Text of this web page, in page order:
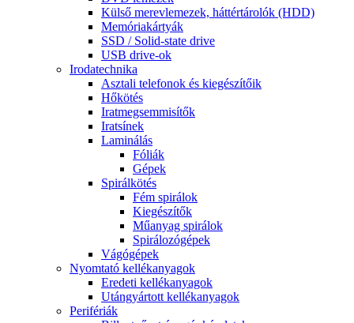
Külső merevlemezek, háttértárolók (HDD)
Memóriakártyák
SSD / Solid-state drive
USB drive-ok
Irodatechnika
Asztali telefonok és kiegészítőik
Hőkötés
Iratmegsemmisítők
Iratsínek
Laminálás
Fóliák
Gépek
Spirálkötés
Fém spirálok
Kiegészítők
Műanyag spirálok
Spirálozógépek
Vágógépek
Nyomtató kellékanyagok
Eredeti kellékanyagok
Utángyártott kellékanyagok
Perifériák